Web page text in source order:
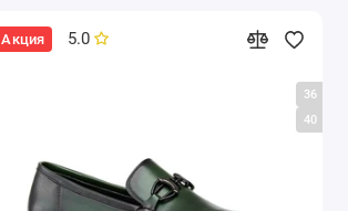
Акция 5.0
36
40